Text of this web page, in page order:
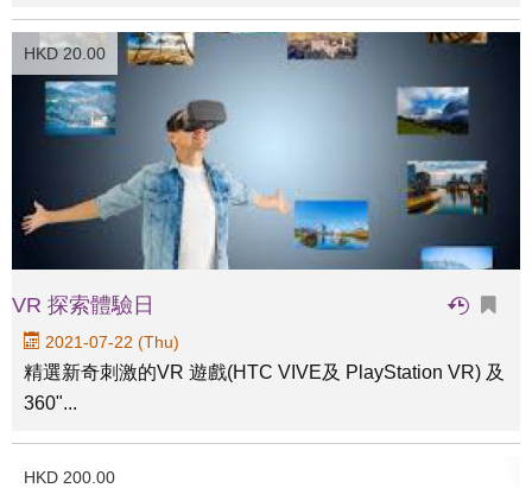
HKD 20.00
VR 探索體驗日
2021-07-22 (Thu)
精選新奇刺激的VR 遊戲(HTC VIVE及 PlayStation VR) 及
360"...
HKD 200.00